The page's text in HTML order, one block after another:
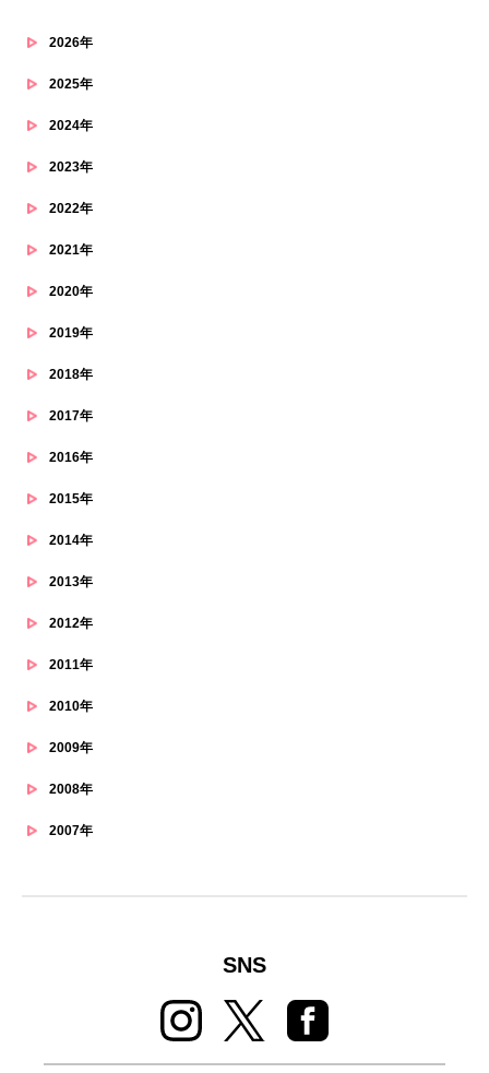
2026年
2025年
2024年
2023年
2022年
2021年
2020年
2019年
2018年
2017年
2016年
2015年
2014年
2013年
2012年
2011年
2010年
2009年
2008年
2007年
SNS